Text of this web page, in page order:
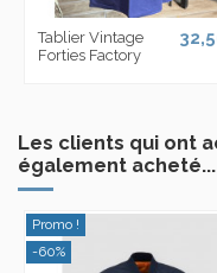
Tablier Vintage
Forties Factory
Les clients qui ont
également acheté...
Promo !
-60%